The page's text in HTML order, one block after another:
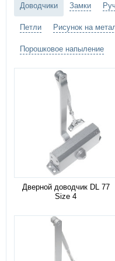
Доводчики Замки
Петли Рисунок на
Порошковое напыление
Дверной доводчик DL 77
Size 4